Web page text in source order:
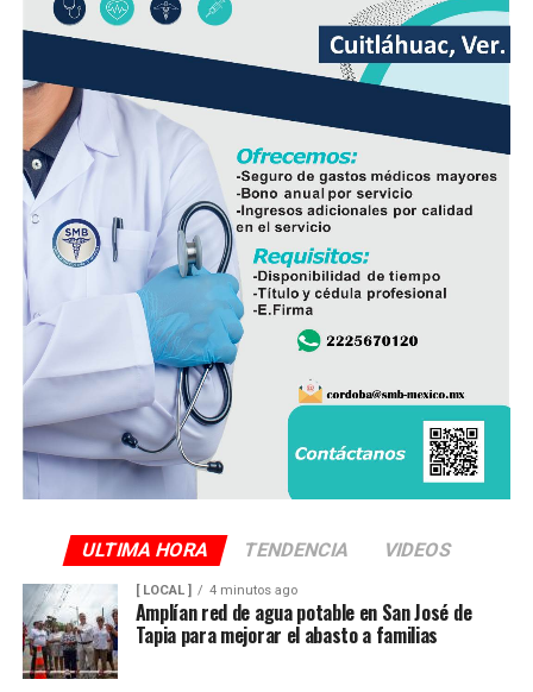
a más niñas, niños y adolescentes.
Precisó que la regulación debería aplicarse en todos los
niveles de educación básica y media superior, es decir,
desde primaria hasta bachillerato, con el propósito de
garantizar un ambiente propicio para el aprendizaje.
Al ser cuestionado sobre si la propuesta llega tarde,
respondió que aún es tiempo de implementar acciones
que fortalezcan la educación.
“No, yo creo que llega a tiempo y se tiene que tomar
muy bien para que la educación avance”, afirmó.
La presidenta Claudia Sheinbaum anunció que su
administración presentará una iniciativa para regular el
uso de teléfonos celulares y redes sociales en las
escuelas de México. El objetivo, explicó, es generar
promover un uso responsable de la tecnología, sin
recurrir a prohibiciones absolutas.
El líder sindical consideró que la estrategia deberá ir
acompañada de la participación de padres de familia,
ULTIMA HORA TENDENCIA VIDEOS
[ LOCAL ] 4 minutos ago
Amplían red de agua potable en San José de
Tapia para mejorar el abasto a familias